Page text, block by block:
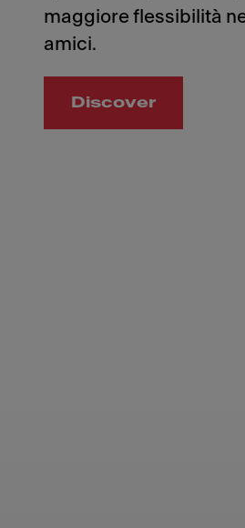
maggiore flessibilità
amici.
Discover